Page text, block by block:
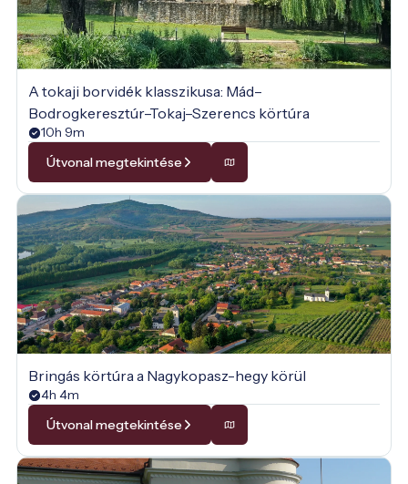
A tokaji borvidék klasszikusa: Mád–
Bodrogkeresztúr–Tokaj–Szerencs körtúra
10h 9m
Útvonal megtekintése
Bringás körtúra a Nagykopasz-hegy körül
4h 4m
Útvonal megtekintése